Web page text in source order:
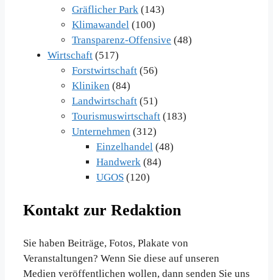
Gräflicher Park (143)
Klimawandel (100)
Transparenz-Offensive (48)
Wirtschaft (517)
Forstwirtschaft (56)
Kliniken (84)
Landwirtschaft (51)
Tourismuswirtschaft (183)
Unternehmen (312)
Einzelhandel (48)
Handwerk (84)
UGOS (120)
Kontakt zur Redaktion
Sie haben Beiträge, Fotos, Plakate von
Veranstaltungen? Wenn Sie diese auf unseren
Medien veröffentlichen wollen, dann senden Sie uns